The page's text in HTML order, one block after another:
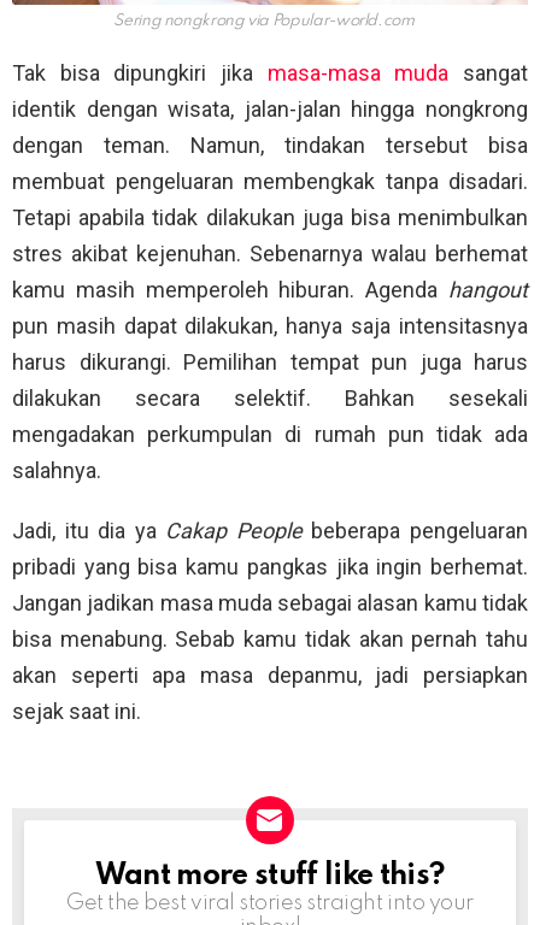
Sering nongkrong via Popular-world.com
Tak bisa dipungkiri jika masa-masa muda sangat
identik dengan wisata, jalan-jalan hingga nongkrong
dengan teman. Namun, tindakan tersebut bisa
membuat pengeluaran membengkak tanpa disadari.
Tetapi apabila tidak dilakukan juga bisa menimbulkan
stres akibat kejenuhan. Sebenarnya walau berhemat
kamu masih memperoleh hiburan. Agenda hangout
pun masih dapat dilakukan, hanya saja intensitasnya
harus dikurangi. Pemilihan tempat pun juga harus
dilakukan secara selektif. Bahkan sesekali
mengadakan perkumpulan di rumah pun tidak ada
salahnya.
Jadi, itu dia ya Cakap People beberapa pengeluaran
pribadi yang bisa kamu pangkas jika ingin berhemat.
Jangan jadikan masa muda sebagai alasan kamu tidak
bisa menabung. Sebab kamu tidak akan pernah tahu
akan seperti apa masa depanmu, jadi persiapkan
sejak saat ini.
NEWSLETTER
Want more stuff like this?
Get the best viral stories straight into your